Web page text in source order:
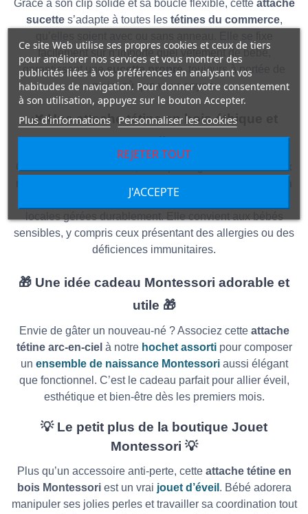
Ce site Web utilise ses propres cookies et ceux de tiers
pour améliorer nos services et vous montrer des
publicités liées à vos préférences en analysant vos
habitudes de navigation. Pour donner votre consentement
à son utilisation, appuyez sur le bouton Accepter.
Plus d'informations Personnaliser les cookies
REJETER TOUT
J'ACCEPTE
Grâce à son clip solide et sa boucle flexible, cette attache
sucettes’adapte à toutes les tétines du commerce,
facilement sur n’importe quel vêtement de bébé,
garantissant unesucette propre, toujours à portée de
main, où que vous soyez.
🌿Une attache tétine en bois éthique et
naturelle🌿
est fabriquée à partir de bois naturel issu de forêts
sensibles, y compris ceux présentant des allergies ou des
déficiences immunitaires.
🎁 Une idée cadeau Montessori adorable et
utile 🎁
Envie de gâter un nouveau-né ? Associez cette attache
tétine arc-en-ciel à notre hochet assortipour composer
un ensemble de naissance Montessoriaussi élégant
que fonctionnel. C’est le cadeau parfait pour allier éveil,
esthétique et bien-être dès les premiers mois.
💡Le petit plus de la boutique Jouet
Montessori 💡
Plus qu’un accessoire anti-perte, cette attache tétine en
bois Montessoriest un vrai jouet d’éveil . Bébé adorera
manipuler ses jolies perles et travailler sa coordination tout